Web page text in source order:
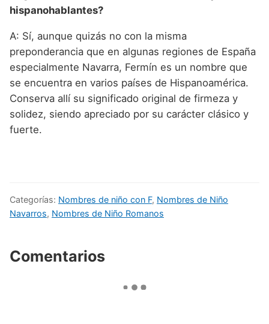
hispanohablantes?
A: Sí, aunque quizás no con la misma
preponderancia que en algunas regiones de España
especialmente Navarra, Fermín es un nombre que
se encuentra en varios países de Hispanoamérica.
Conserva allí su significado original de firmeza y
solidez, siendo apreciado por su carácter clásico y
fuerte.
Categorías: Nombres de niño con F, Nombres de Niño
Navarros, Nombres de Niño Romanos
Comentarios